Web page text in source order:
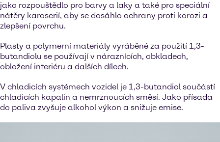
jako rozpouštědlo pro barvy a laky a také pro speciální
nátěry karoserií, aby se dosáhlo ochrany proti korozi a
zlepšení povrchu.
Plasty a polymerní materiály vyráběné za použití 1,3-
butandiolu se používají v náraznících, obkladech,
obložení interiéru a dalších dílech.
V chladicích systémech vozidel je 1,3-butandiol součástí
chladicích kapalin a nemrznoucích směsí. Jako přísada
do paliva zvyšuje alkohol výkon a snižuje emise.